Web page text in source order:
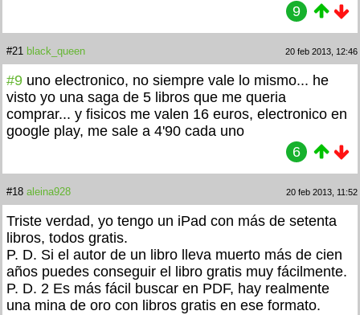
9
#21 black_queen 20 feb 2013, 12:46
#9 uno electronico, no siempre vale lo mismo... he
visto yo una saga de 5 libros que me queria
comprar... y fisicos me valen 16 euros, electronico en
google play, me sale a 4'90 cada uno
6
#18 aleina928 20 feb 2013, 11:52
Triste verdad, yo tengo un iPad con más de setenta
libros, todos gratis.
P. D. Si el autor de un libro lleva muerto más de cien
años puedes conseguir el libro gratis muy fácilmente.
P. D. 2 Es más fácil buscar en PDF, hay realmente
una mina de oro con libros gratis en ese formato.